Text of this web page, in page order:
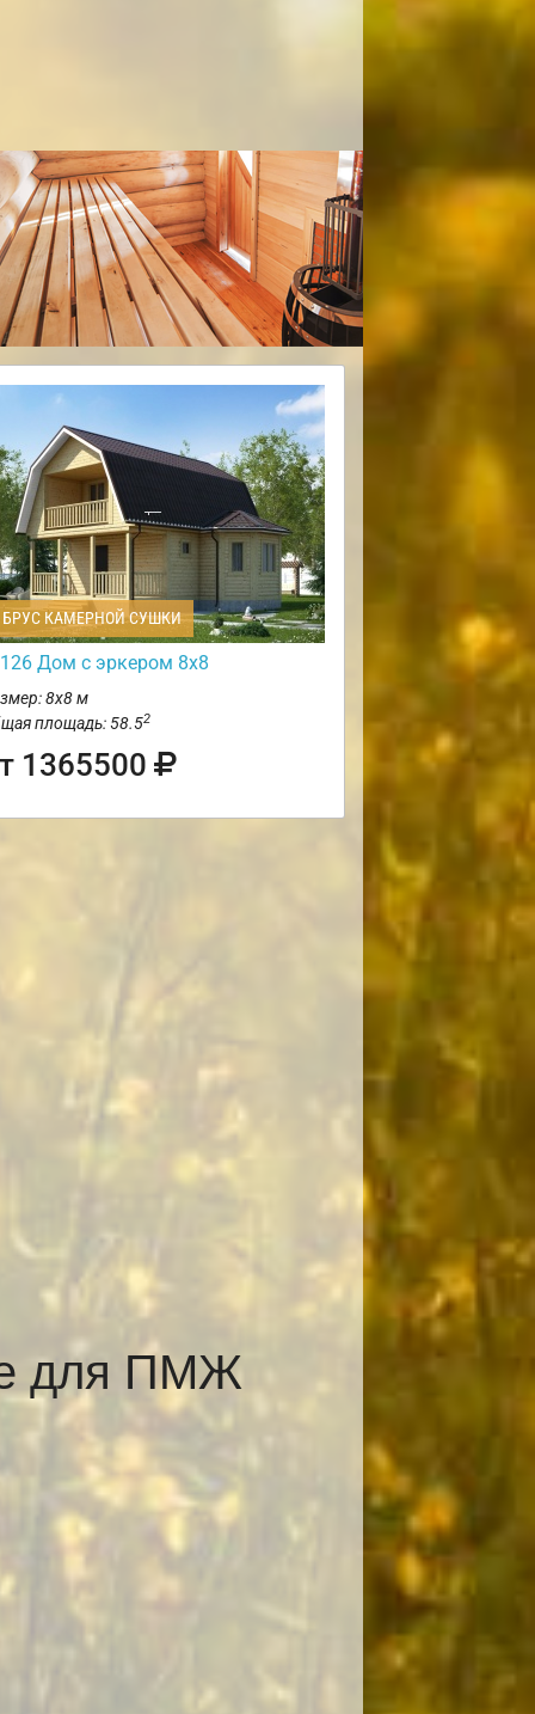
КАМЕРНОЙ СУШКИ
Дом с эркером 8х8
8х8 м
площадь: 58.52
1365500
для ПМЖ